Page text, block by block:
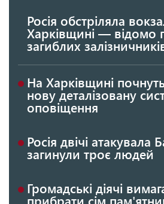
Росія обстріляла
Харківщині — відомо
загиблих
На Харківщині
нову деталізовану
оповіщення
Росія двічі атакувала
загинули троє людей
Громадські діячі
прибрати сім